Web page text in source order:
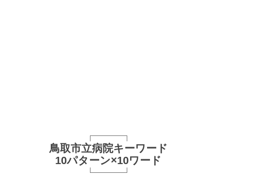
鳥取市立病院キーワード
10パターン×10ワード